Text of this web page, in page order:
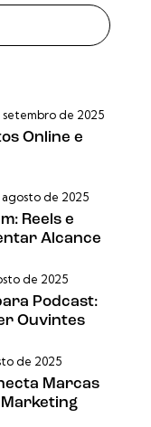
de 2025
Online e
de 2025
Reels e
Alcance
de 2025
Podcast:
Ouvintes
de 2025
Marcas